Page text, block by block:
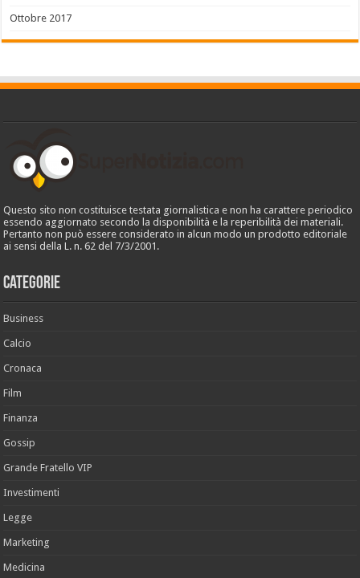
Ottobre 2017
Questo sito non costituisce testata giornalistica e non ha carattere periodico
essendo aggiornato secondo la disponibilità e la reperibilità dei materiali.
Pertanto non può essere considerato in alcun modo un prodotto editoriale
ai sensi della L. n. 62 del 7/3/2001.
Categorie
Business
Calcio
Cronaca
Film
Finanza
Gossip
Grande Fratello VIP
Investimenti
Legge
Marketing
Medicina